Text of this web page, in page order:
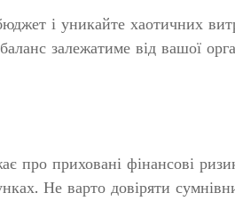
і уникайте хаотичних
залежатиме від вашої
про приховані фінансові
Не варто довіряти